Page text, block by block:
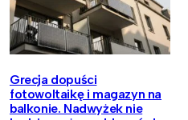
Grecja dopuści
fotowoltaikę i magazyn na
balkonie. Nadwyżek nie